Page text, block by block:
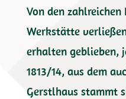
Von den
Werkstätte
erhalten geblieben,
1813/14, aus dem
Gerstlhaus stammt